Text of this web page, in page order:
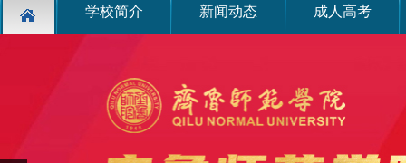
学校简介 新闻动态 成人高考